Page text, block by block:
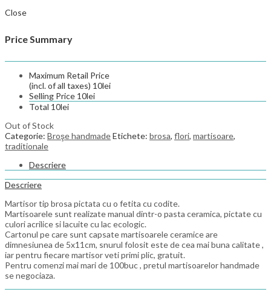
Close
Price Summary
Maximum Retail Price
(incl. of all taxes) 10lei
Selling Price 10lei
Total 10lei
Out of Stock
Categorie: Broşe handmadeEtichete: brosa, flori, martisoare,
traditionale
Descriere
Descriere
Martisor tip brosa pictata cu o fetita cu codite.
Martisoarele sunt realizate manual dintr-o pasta ceramica, pictate cu
culori acrilice si lacuite cu lac ecologic.
Cartonul pe care sunt capsate martisoarele ceramice are
dimnesiunea de 5x11cm, snurul folosit este de cea mai buna calitate ,
iar pentru fiecare martisor veti primi plic, gratuit.
Pentru comenzi mai mari de 100buc , pretul martisoarelor handmade
se negociaza.